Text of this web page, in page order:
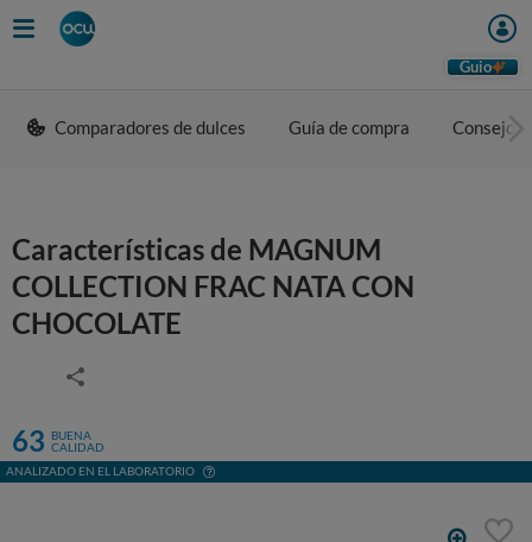
Guio
Comparadores de dulces Guía de compra Consejos
Características de MAGNUM
COLLECTION FRAC NATA CON
CHOCOLATE
63 BUENA
CALIDAD
ANALIZADO EN EL LABORATORIO